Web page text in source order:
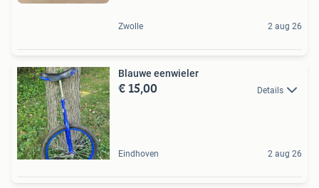
Zwolle 2 aug 26
Blauwe eenwieler
€ 15,00 Details
Eindhoven 2 aug 26